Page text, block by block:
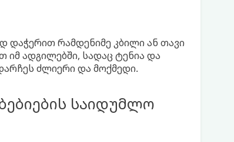
დაჭერით რამდენიმე კბილი ან თავი
ადგილებში, სადაც ტენია და
ძლიერი და მოქმედი.
საიდუმლო